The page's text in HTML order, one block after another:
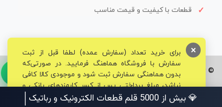
قطعات با کیفیت و قیمت مناسب
© تمامی حقوق برای فروشگاه تخصصی قم الکترونیک محفوظ می‌باشد.
برای خرید تعداد (سفارش عمده) لطفا قبل از ثبت
سفارش با فروشگاه هماهنگ فرمایید. در صورتی‌که
بدون هماهنگی سفارش ثبت شود و موجودی کالا کافی
نباشد، مبلغ پرداختی پس از کسر کارمزدهای بانکی و
مالیاتی به حساب شما بازگشت داده خواهد شد.
×
💎 بیش از 5000 قلم قطعات الکترونیک و رباتیک